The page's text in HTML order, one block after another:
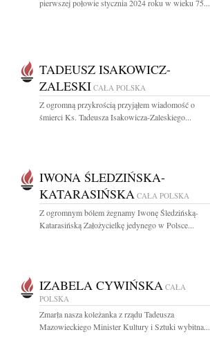
pierwszej połowie stycznia 2024 roku w wieku 75...
TADEUSZ ISAKOWICZ-
ZALESKI CAŁA POLSKA
Z ogromną przykrością przyjąłem wiadomość o
śmierci Ks. Tadeusza Isakowicza-Zaleskiego...
IWONA ŚLEDZIŃSKA-
KATARASIŃSKA CAŁA POLSKA
Z ogromnym bólem żegnamy Iwonę Śledzińską-
Katarasińską Założycielkę jedynego w Polsce...
IZABELA CYWIŃSKA CAŁA
POLSKA
Zmarła nasza koleżanka z rządu Tadeusza
Mazowieckiego Minister Kultury i Sztuki wybitna...